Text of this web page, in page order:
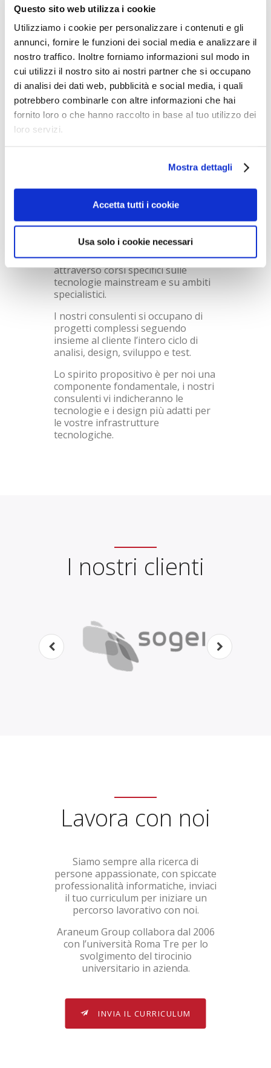
Questo sito web utilizza i cookie
Utilizziamo i cookie per personalizzare i contenuti e gli
annunci, fornire le funzioni dei social media e analizzare il
nostro traffico. Inoltre forniamo informazioni sul modo in
cui utilizzi il nostro sito ai nostri partner che si occupano
di analisi dei dati web, pubblicità e social media, i quali
potrebbero combinarle con altre informazioni che hai
fornito loro o che hanno raccolto in base al tuo utilizzo dei
loro servizi.
Mostra dettagli
Accetta tutti i cookie
Usa solo i cookie necessari
Professionalità
La professionalità del personale è
costantemente valorizzata
attraverso corsi specifici sulle
tecnologie mainstream e su ambiti
specialistici.
I nostri consulenti si occupano di
progetti complessi seguendo
insieme al cliente l’intero ciclo di
analisi, design, sviluppo e test.
Lo spirito propositivo è per noi una
componente fondamentale, i nostri
consulenti vi indicheranno le
tecnologie e i design più adatti per
le vostre infrastrutture
tecnologiche.
I nostri clienti
Lavora con noi
Siamo sempre alla ricerca di
persone appassionate, con spiccate
professionalità informatiche, inviaci
il tuo curriculum per iniziare un
percorso lavorativo con noi.
Araneum Group collabora dal 2006
con l’università Roma Tre per lo
svolgimento del tirocinio
universitario in azienda.
INVIA IL CURRICULUM